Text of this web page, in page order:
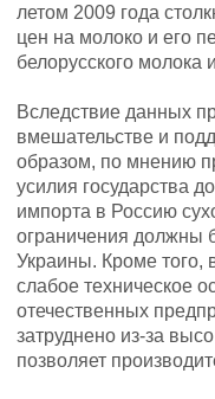
летом 2009 года
цен на молоко и его
белорусского
Вследствие данных
вмешательстве и
образом, по мнению
усилия государства
импорта в Россию
ограничения должны
Украины. Кроме того,
слабое техническое
отечественных
затруднено из-за
позволяет